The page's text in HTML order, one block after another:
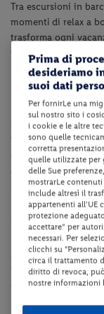
Tra escursioni in
momenti di relax a
trasforma ogni
nel cuore del Salento
Dotazioni
La struttura dispone
scoperta con lettini
per bambini
collegamento
A pagamento:
tennis a pagamento
Camere
camere Standard
aria condizionata,
Wi-Fi e cassaforte.
matrimoniale.
Prima di
desideriamo
suoi dati
Per fornirLe una
sul nostro sito i
i cookie e le altre
sono quelle
corretta
quelle utilizzate per
delle Sue
mostrarLe
include altresì il
appartenenti all'UE
protezione
accettare” per
necessari. Per
clicchi su
circa il trattamento
diritto di revoca,
nostre informazioni